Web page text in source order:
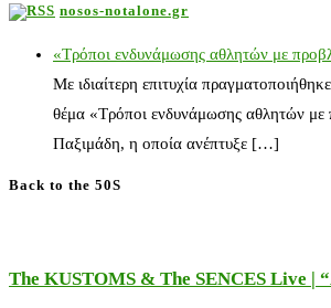
nosos-notalone.gr
«Τρόποι ενδυνάμωσης αθλητών με
Με ιδιαίτερη επιτυχία
θέμα «Τρόποι ενδυνάμωσης αθλητών με
Παξιμάδη, η οποία ανέπτυξε […]
Back to the 50S
The KUSTOMS & The SENCES Live |